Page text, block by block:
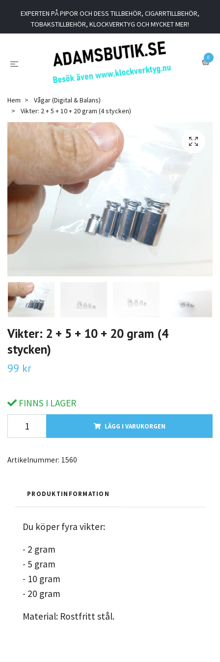
EXPERTEN PÅ PIPOR OCH DESS TILLBEHÖR, CIGARRTILLBEHÖR,
TOBAKSTILLBEHÖR, KLOCKVERKTYG OCH MYCKET MER!
0
Hem
Vågar (Digital & Balans)
Vikter: 2 + 5 + 10 + 20 gram (4 stycken)
Vikter: 2 + 5 + 10 + 20 gram (4
stycken)
99 kr
FINNS I LAGER
LÄGG I VARUKORGEN
Artikelnummer: 1560
PRODUKTINFORMATION
Du köper fyra vikter:
- 2 gram
- 5 gram
- 10 gram
- 20 gram
Material: Rostfritt stål.